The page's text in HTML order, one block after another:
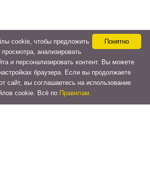
Понятно
cookie, чтобы предложить
анализировать
и персонализировать контент. Вы можете
браузера. Если вы продолжаете
сайт, вы соглашаетесь на использование
cookie. Всё по Правилам.